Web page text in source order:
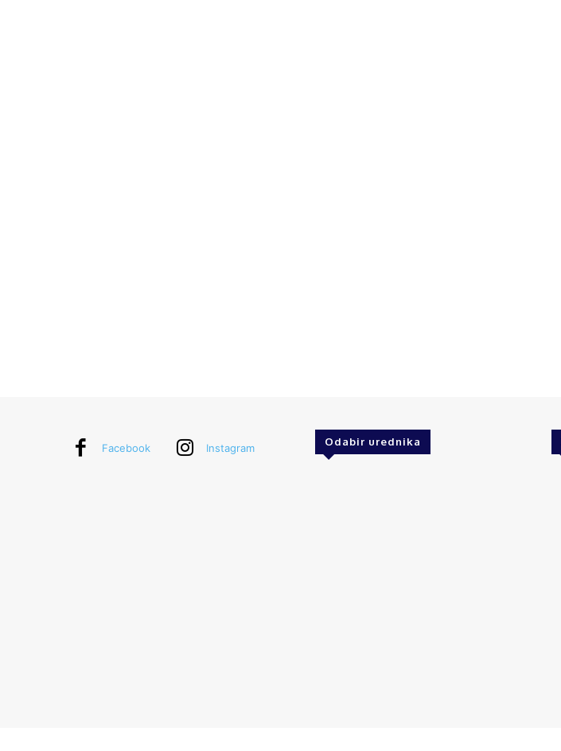
Facebook Instagram Odabir urednika